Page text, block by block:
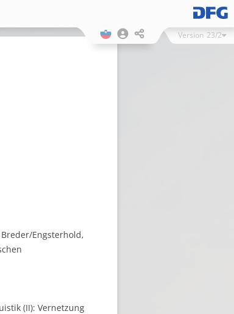
Version 23/2
Engsterhold,
(II): Vernetzung